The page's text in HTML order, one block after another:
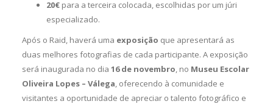
20€para a terceira colocada, escolhidas por um júri
especializado.
Após o Raid, haverá uma exposição que apresentará as
duas melhores fotografias de cada participante. A exposição
será inaugurada no dia 16 de novembro, no Museu Escolar
Oliveira Lopes – Válega, oferecendo à comunidade e
visitantes a oportunidade de apreciar o talento fotográfico e